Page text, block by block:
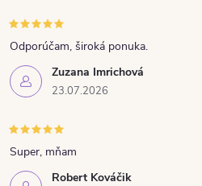
Zuzana Imrichová
23.07.2026
Odporúčam, široká ponuka.
Robert Kováčik
Super, mňam